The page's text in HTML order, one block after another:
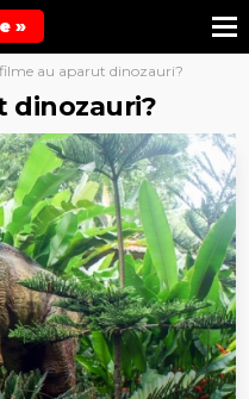
»
filme au aparut dinozauri?
dinozauri?